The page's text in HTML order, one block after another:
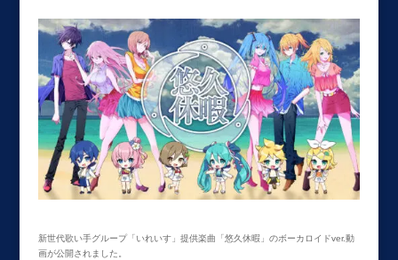
新世代歌い手グループ「いれいす」提供楽曲「悠久休暇」のボーカロイドver.動
画が公開されました。